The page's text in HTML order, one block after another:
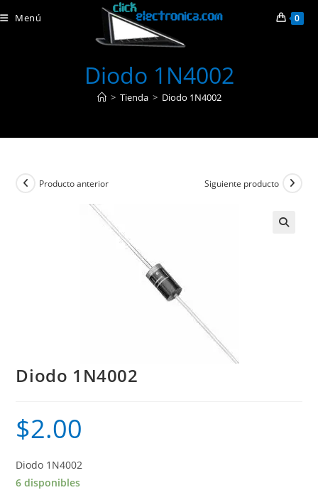
al
Menú 0
Diodo 1N4002
> Tienda > Diodo 1N4002
Producto anterior Siguiente producto
Diodo 1N4002
$2.00
Diodo 1N4002
6 disponibles